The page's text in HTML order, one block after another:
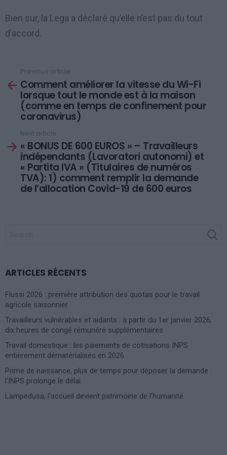
Bien sur, la Lega a déclaré qu’elle n’est pas du tout
d’accord.
more
Previous article
Comment améliorer la vitesse du Wi-Fi
lorsque tout le monde est à la maison
(comme en temps de confinement pour
coronavirus)
Next article
« BONUS DE 600 EUROS » – Travailleurs
indépendants (Lavoratori autonomi) et
« Partita IVA » (Titulaires de numéros
TVA): 1) comment remplir la demande
de l’allocation Covid-19 de 600 euros
ARTICLES RÉCENTS
Flussi 2026 : première attribution des quotas pour le travail
agricole saisonnier
Travailleurs vulnérables et aidants : à partir du 1er janvier 2026,
dix heures de congé rémunéré supplémentaires
Travail domestique : les paiements de cotisations INPS
entièrement dématérialisés en 2026
Prime de naissance, plus de temps pour déposer la demande :
l’INPS prolonge le délai
Lampedusa, l’accueil devient patrimoine de l’humanité